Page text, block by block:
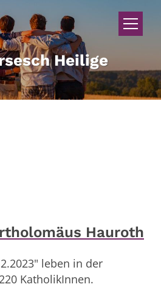
Heilige
Hauroth
leben in der
KatholikInnen.